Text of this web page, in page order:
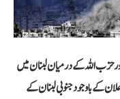
حزب اللہ کے درمیان لبنان میں
کے باوجود جنوبی لبنان کے